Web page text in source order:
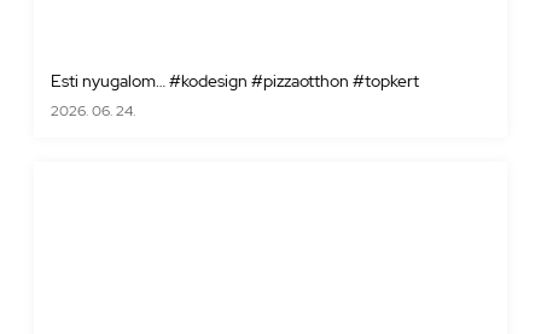
Esti nyugalom… #kodesign #pizzaotthon #topkert
2026. 06. 24.